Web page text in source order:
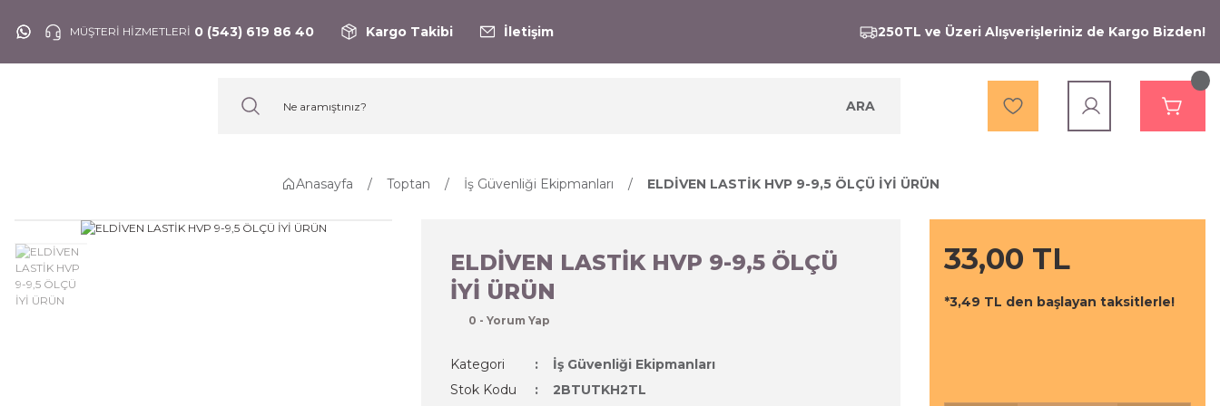
MÜŞTERİ HİZMETLERİ 0 (543) 619 86 40 Kargo Takibi İletişim 250TL ve Üzeri Alışverişleriniz de Kargo Bizden!
ARA
Anasayfa Toptan İş Güvenliği Ekipmanları ELDİVEN LASTİK HVP 9-9,5 ÖLÇÜ İYİ ÜRÜN
ELDİVEN LASTİK HVP 9-9,5 ÖLÇÜ
İYİ ÜRÜN
0 - Yorum Yap
Kategori
İş Güvenliği Ekipmanları
Stok Kodu
2BTUTKH2TL
33,00 TL
*3,49 TL den başlayan taksitlerle!